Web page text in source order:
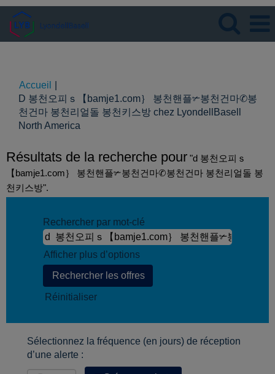
Accueil
D 봉천오피ｓ【bamje1.com｝ 봉천핸플✃봉천건마✆봉
천건마 봉천리얼돌 봉천키스방 chez LyondellBasell
North America
Résultats de la recherche pour "d 봉천오피ｓ
【bamje1.com｝ 봉천핸플✃봉천건마✆봉천건마 봉천리얼돌 봉
천키스방".
Rechercher par mot-clé
Afficher plus d’options
Réinitialiser
Sélectionnez la fréquence (en jours) de réception
d’une alerte :